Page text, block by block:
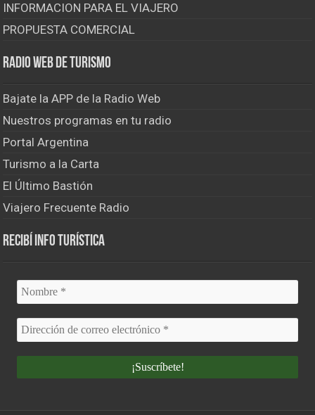
INFORMACION PARA EL VIAJERO
PROPUESTA COMERCIAL
Radio Web de Turismo
Bajate la APP de la Radio Web
Nuestros programas en tu radio
Portal Argentina
Turismo a la Carta
El Último Bastión
Viajero Frecuente Radio
Recibí info turística